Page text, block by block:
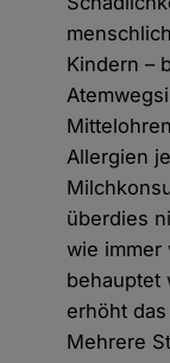
Kindern –
Allergien
überdies
wie immer
behauptet
erhöht
Mehrere